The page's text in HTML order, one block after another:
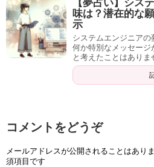
【夢占い】シス
味は？潜在的な
示
システムエンジニア
何か特別なメッセー
と考えたことはありま
コメントをどうぞ
メールアドレスが公開されることはありま
須項目です